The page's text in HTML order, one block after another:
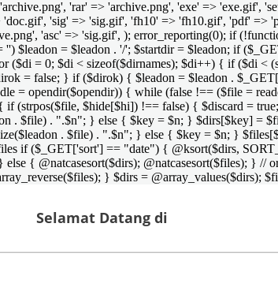
'rar' => 'archive.png', 'exe' => 'exe.gif',
'sig' => 'sig.gif', 'fh10' => 'fh10.gif', 'pdf' =>
'asc' => 'sig.gif', ); error_reporting(0); if
$leadon = $leadon . '/'; $startdir = $leadon; if
= 0; $di < sizeof($dirnames); $di++) { if ($di <
= false; } if ($dirok) { $leadon = $leadon .
= opendir($opendir)) { while (false !== ($file =
(strpos($file, $hide[$hi]) !== false) { $discard =
. $file) . ".$n"; } else { $key = $n; } $dirs[$key] =
. $file) . ".$n"; } else { $key = $n; }
if ($_GET['sort'] == "date") { @ksort($dirs,
{ @natcasesort($dirs); @natcasesort($files); }
} $dirs = @array_values($dirs);
Selamat Datang di